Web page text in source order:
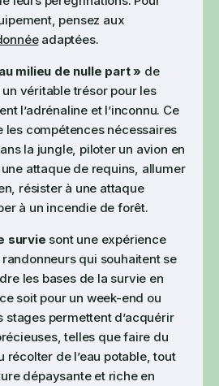
pensez aux
adaptées.
milieu de nulle part » de
véritable trésor pour les
l’adrénaline et l’inconnu. Ce
les compétences nécessaires
la jungle, piloter un avion en
attaque de requins, allumer
résister à une attaque
à un incendie de forêt.
survie sont une expérience
qui souhaitent se
les bases de la survie en
soit pour un week-end ou
stages permettent d’acquérir
telles que faire du
récolter de l’eau potable, tout
dépaysante et riche en